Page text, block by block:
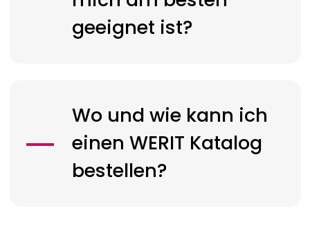
geeignet ist?
Wo und wie kann ich
einen WERIT Katalog
bestellen?